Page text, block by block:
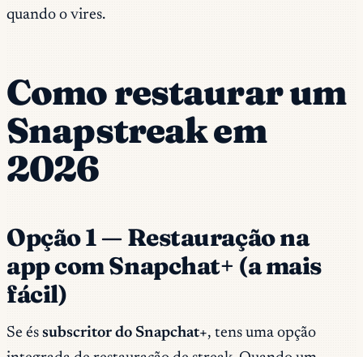
quando o vires.
Como restaurar um
Snapstreak em
2026
Opção 1 — Restauração na
app com Snapchat+ (a mais
fácil)
Se és subscritor do Snapchat+, tens uma opção